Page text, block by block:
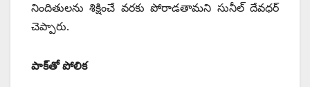
నిందితులను శిక్షించే వరకు పోరాడతామని సునీల్‌ ‌దేవధర్‌
‌చెప్పారు.
పాక్‌తో పోలిక